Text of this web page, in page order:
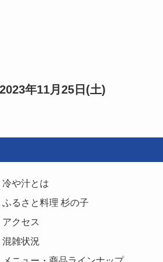
年11月25日(土)
冷や汁とは
ふるさと料理 杉の子
アクセス
混雑状況